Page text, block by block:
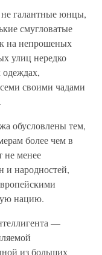
галантные юнцы,
смугловатые
на непрошеных
улиц нередко
своими чадами
обусловлены тем,
более чем в
не менее
и народностей,
нацию.
—
из больших